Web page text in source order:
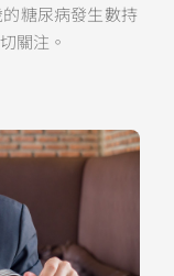
糖尿病發生數持
關注。